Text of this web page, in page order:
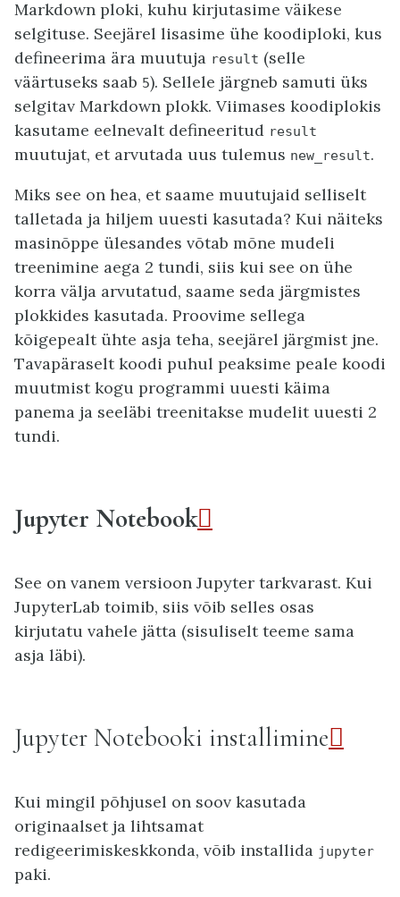
Markdown ploki, kuhu kirjutasime väikese
selgituse. Seejärel lisasime ühe koodiploki, kus
defineerima ära muutuja result (selle
väärtuseks saab 5). Sellele järgneb samuti üks
selgitav Markdown plokk. Viimases koodiplokis
kasutame eelnevalt defineeritud result
muutujat, et arvutada uus tulemus new_result.
Miks see on hea, et saame muutujaid selliselt
talletada ja hiljem uuesti kasutada? Kui näiteks
masinõppe ülesandes võtab mõne mudeli
treenimine aega 2 tundi, siis kui see on ühe
korra välja arvutatud, saame seda järgmistes
plokkides kasutada. Proovime sellega
kõigepealt ühte asja teha, seejärel järgmist jne.
Tavapäraselt koodi puhul peaksime peale koodi
muutmist kogu programmi uuesti käima
panema ja seeläbi treenitakse mudelit uuesti 2
tundi.
Jupyter Notebook
See on vanem versioon Jupyter tarkvarast. Kui
JupyterLab toimib, siis võib selles osas
kirjutatu vahele jätta (sisuliselt teeme sama
asja läbi).
Jupyter Notebooki installimine
Kui mingil põhjusel on soov kasutada
originaalset ja lihtsamat
redigeerimiskeskkonda, võib installida jupyter
paki.